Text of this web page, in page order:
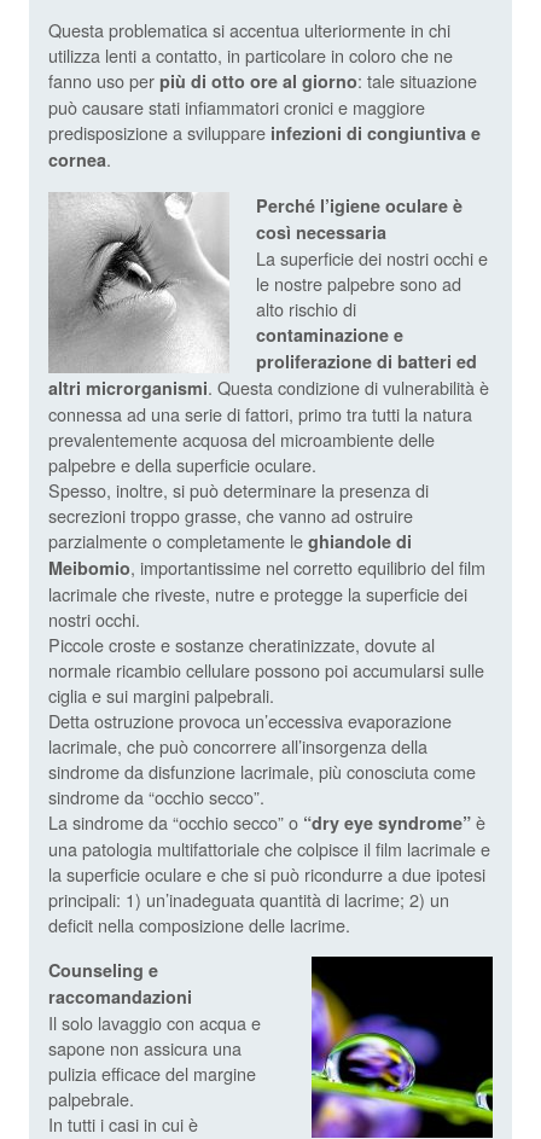
Questa problematica si accentua ulteriormente in chi
utilizza lenti a contatto, in particolare in coloro che ne
fanno uso per più di otto ore al giorno: tale situazione
può causare stati infiammatori cronici e maggiore
predisposizione a sviluppare infezioni di congiuntiva e
cornea.
Perché l’igiene oculare è
così necessaria
La superficie dei nostri occhi e
le nostre palpebre sono ad
alto rischio di
contaminazione e
proliferazione di batteri ed
altri microrganismi. Questa condizione di vulnerabilità è
connessa ad una serie di fattori, primo tra tutti la natura
prevalentemente acquosa del microambiente delle
palpebre e della superficie oculare.
Spesso, inoltre, si può determinare la presenza di
secrezioni troppo grasse, che vanno ad ostruire
parzialmente o completamente le ghiandole di
Meibomio, importantissime nel corretto equilibrio del film
lacrimale che riveste, nutre e protegge la superficie dei
nostri occhi.
Piccole croste e sostanze cheratinizzate, dovute al
normale ricambio cellulare possono poi accumularsi sulle
ciglia e sui margini palpebrali.
Detta ostruzione provoca un’eccessiva evaporazione
lacrimale, che può concorrere all’insorgenza della
sindrome da disfunzione lacrimale, più conosciuta come
sindrome da “occhio secco”.
La sindrome da “occhio secco” o “dry eye syndrome” è
una patologia multifattoriale che colpisce il film lacrimale e
la superficie oculare e che si può ricondurre a due ipotesi
principali: 1) un’inadeguata quantità di lacrime; 2) un
deficit nella composizione delle lacrime.
Counseling e
raccomandazioni
Il solo lavaggio con acqua e
sapone non assicura una
pulizia efficace del margine
palpebrale.
In tutti i casi in cui è